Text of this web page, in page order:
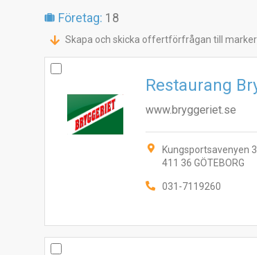
Företag: 18
Skapa och skicka offertförfrågan till
Restaurang
www.bryggeriet.se
Kungsportsavenyen 3
411 36 GÖTEBORG
031-7119260